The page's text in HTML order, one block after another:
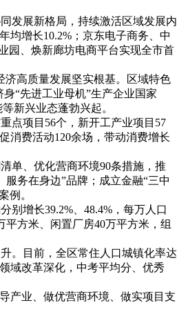
发展新格局，持续激活区域发展内
均增长10.2%；京东电子商务、中
园、焕新廊坊电商平台实现全市首
高质量发展坚实根基。区域特色
“先进工业母机”生产企业国家
新兴业态蓬勃兴起。
点项目56个，新开工产业项目57
消费活动120余场，带动消费增长
单、优化营商环境90条措施，推
服务在身边”品牌；成立金融“三中
例。
别增长39.2%、48.4%，每万人口
方米、闲置厂房40万平方米，组
。目前，全区常住人口城镇化率达
域改革深化，中考平均分、优秀
产业、做优营商环境、做实项目支